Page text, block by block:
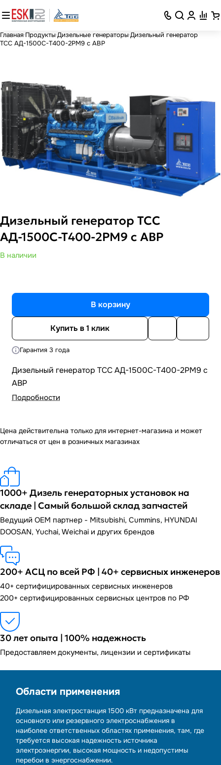
Главная Продукты Дизельные генераторы Дизельный генератор
ТСС АД-1500С-Т400-2РМ9 c АВР
Дизельный генератор ТСС
АД-1500С-Т400-2РМ9 c АВР
В наличии
В корзину
Купить в 1 клик
Гарантия 3 года
Дизельный генератор ТСС АД-1500С-Т400-2РМ9 c
АВР
Подробности
Цена действительна только для интернет-магазина и может
отличаться от цен в розничных магазинах
1000+ Дизель генераторных установок на
складе | Самый большой склад запчастей
Ведущий OEM партнер - Mitsubishi, Cummins, HYUNDAI
DOOSAN, Yuchai, Weichai и других брендов
200+ АСЦ по всей РФ | 40+ сервисных инженеров
40+ сертифицированных сервисных инженеров
200+ сертифицированных сервисных центров по РФ
30 лет опыта | 100% надежность
Предоставляем документы, лицензии и сертификаты
Области применения
Дизельная электростанция 1500 кВт предназначена для
основного или резервного электроснабжения в
наиболее ответственных областях применения, там, где
требуется высокая надежность источника
электроэнергии, высокая мощность и недопустимы
перебои в энергоснабжении.